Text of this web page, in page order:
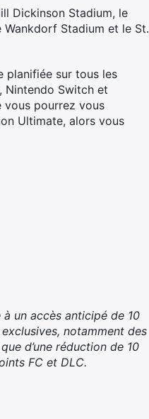
Dickinson Stadium, le
Wankdorf Stadium et le St.
planifiée sur tous les
Nintendo Switch et
vous pourrez vous
Ultimate, alors vous
à un accès anticipé de 10
notamment des
d’une réduction de 10
FC et DLC.